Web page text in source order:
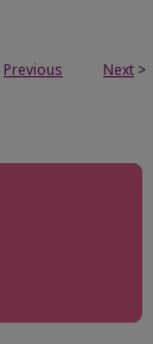
Previous Next >